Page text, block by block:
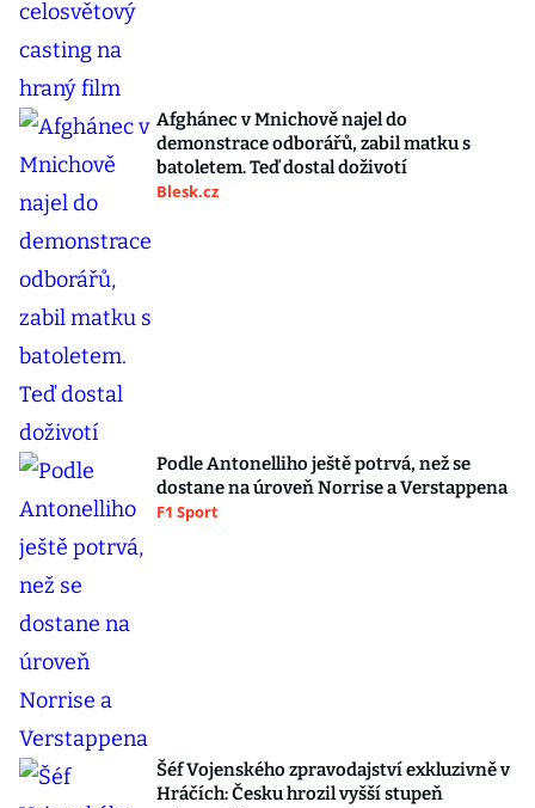
Afghánec v Mnichově najel do
demonstrace odborářů, zabil matku s
batoletem. Teď dostal doživotí
Blesk.cz
Podle Antonelliho ještě potrvá, než se
dostane na úroveň Norrise a Verstappena
F1 Sport
Šéf Vojenského zpravodajství exkluzivně v
Hráčích: Česku hrozil vyšší stupeň